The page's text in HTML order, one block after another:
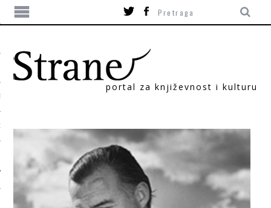
portal za književnost i kulturu